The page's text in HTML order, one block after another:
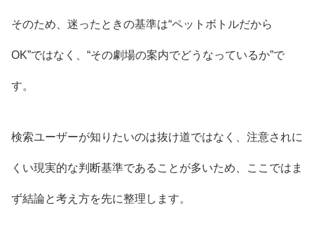
そのため、迷ったときの基準は“ペットボトルだから
OK”ではなく、“その劇場の案内でどうなっているか”で
す。
検索ユーザーが知りたいのは抜け道ではなく、注意されに
くい現実的な判断基準であることが多いため、ここではま
ず結論と考え方を先に整理します。